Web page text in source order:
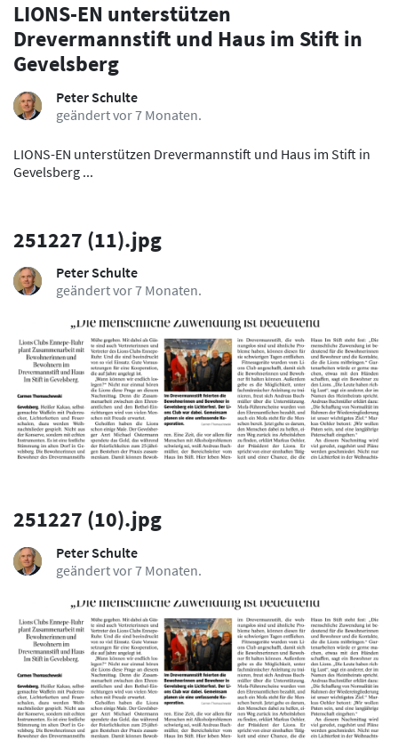
LIONS-EN unterstützen
Drevermannstift und Haus im Stift in
Gevelsberg
Peter Schulte
geändert vor 7 Monaten.
LIONS-EN unterstützen Drevermannstift und Haus im Stift in
Gevelsberg ...
251227 (11).jpg
Peter Schulte
geändert vor 7 Monaten.
251227 (10).jpg
Peter Schulte
geändert vor 7 Monaten.